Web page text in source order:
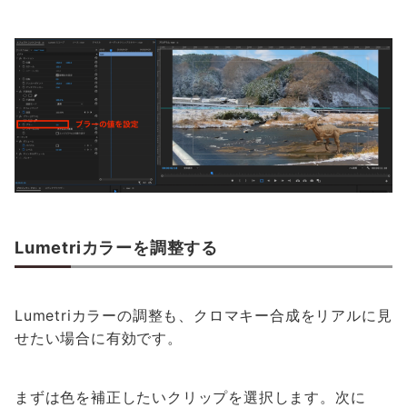
Lumetriカラーを調整する
Lumetriカラーの調整も、クロマキー合成をリアルに見
せたい場合に有効です。
まずは色を補正したいクリップを選択します。次に